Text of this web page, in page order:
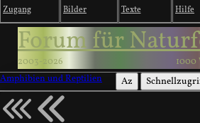
Zugang Bilder Texte Hilfe
Forum für
2003-2026
1000
Amphibien und Reptilien
Az